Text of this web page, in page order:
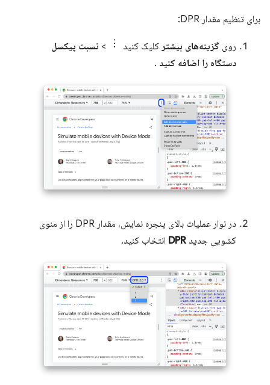
برای تنظیم مقدار DPR:
روی گزینه‌های بیشتر کلیک کنید > نسبت پیکسل
دستگاه را اضافه کنید .
در نوار عملیات بالای پنجره نمایش، مقدار DPR را از منوی
کشویی جدید DPR انتخاب کنید.